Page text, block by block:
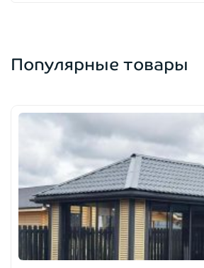
Популярные товары